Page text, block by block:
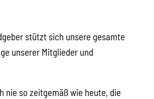
stützt sich unsere gesamte
unserer Mitglieder und
nie so zeitgemäß wie heute, die